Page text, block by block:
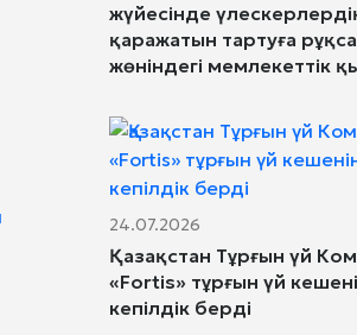
жүйесінде
қаражатын тартуға
жөніндегі мемлекеттік
хабарлайды
24.07.2026
Қазақстан Тұрғын үй
«Fortis» тұрғын үй
кепілдік берді